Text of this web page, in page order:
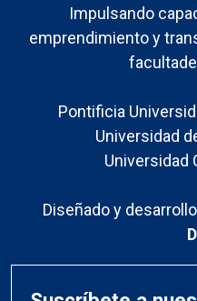
Impulsando
emprendimiento y
Pontificia
Universidad
Universidad
Diseñado y